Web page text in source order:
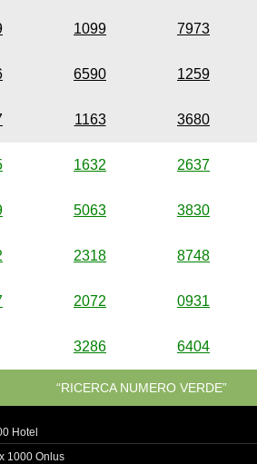
1099 7973
6590 1259
1163 3680
1632 2637
5063 3830
2318 8748
2072 0931
3286 6404
“RICERCA NUMERO VERDE”
Hotel
1000 Onlus